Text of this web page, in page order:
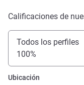
Calificaciones de
Todos los perfiles
100%
Ubicación